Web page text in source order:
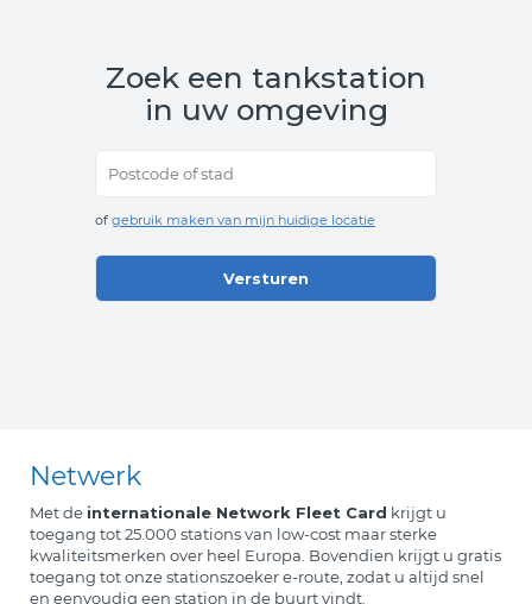
Zoek een tankstation
in uw omgeving
of gebruik maken van mijn huidige locatie
Netwerk
Met de internationale Network Fleet Card krijgt u
toegang tot 25.000 stations van low-cost maar sterke
kwaliteitsmerken over heel Europa. Bovendien krijgt u gratis
toegang tot onze stationszoeker e-route, zodat u altijd snel
en eenvoudig een station in de buurt vindt.